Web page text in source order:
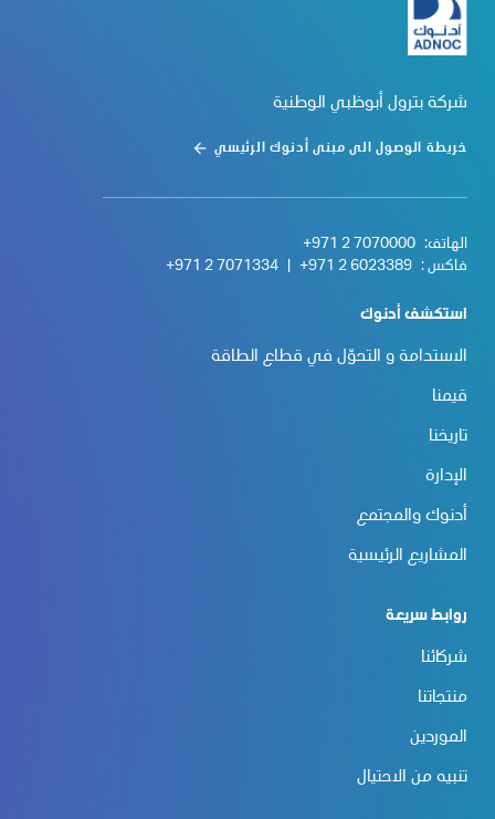
شركة بترول أبوظبي الوطنية
خريطة الوصول الى مبنى أدنوك الرئيسي
الهاتف: +971 2 7070000
فاكس : +971 2 6023389
+971 2 7071334
استكشف أدنوك
الاستدامة و التحوّل في قطاع الطاقة
قيمنا
تاريخنا
الإدارة
أدنوك والمجتمع
المشاريع الرئيسية
روابط سريعة
شركائنا
منتجاتنا
الموردين
تنبيه من الاحتيال